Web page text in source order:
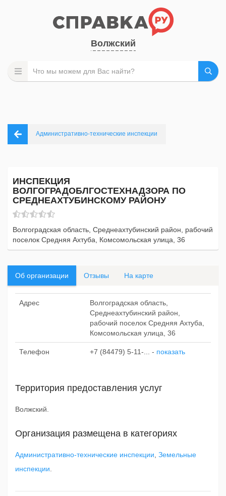
Волжский
Административно-технические инспекции
ИНСПЕКЦИЯ
ВОЛГОГРАДОБЛГОСТЕХНАДЗОРА ПО
СРЕДНЕАХТУБИНСКОМУ РАЙОНУ
Волгоградская область, Среднеахтубинский район, рабочий
поселок Средняя Ахтуба, Комсомольская улица, 36
Об организации Отзывы На карте
Адрес
Волгоградская область,
Среднеахтубинский район,
рабочий поселок Средняя Ахтуба,
Комсомольская улица, 36
Телефон +7 (84479) 5-11-... - показать
Территория предоставления услуг
Волжский.
Организация размещена в категориях
Административно-технические инспекции Земельные
инспекции